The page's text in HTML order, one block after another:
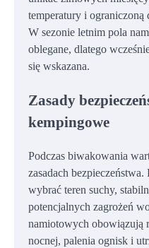
temperatury i ograniczoną
W sezonie letnim pola
oblegane, dlatego
się wskazana.
Zasady
kempingowe
Podczas biwakowania
zasadach
wybrać teren suchy,
potencjalnych zagrożeń
namiotowych obowiązują
nocnej, palenia ognisk i